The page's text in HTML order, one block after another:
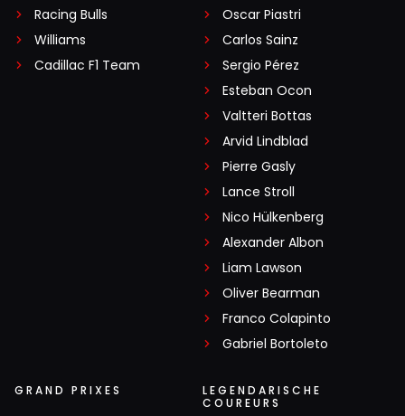
Racing Bulls
Williams
Cadillac F1 Team
Oscar Piastri
Carlos Sainz
Sergio Pérez
Esteban Ocon
Valtteri Bottas
Arvid Lindblad
Pierre Gasly
Lance Stroll
Nico Hülkenberg
Alexander Albon
Liam Lawson
Oliver Bearman
Franco Colapinto
Gabriel Bortoleto
GRAND PRIXES
LEGENDARISCHE
COUREURS